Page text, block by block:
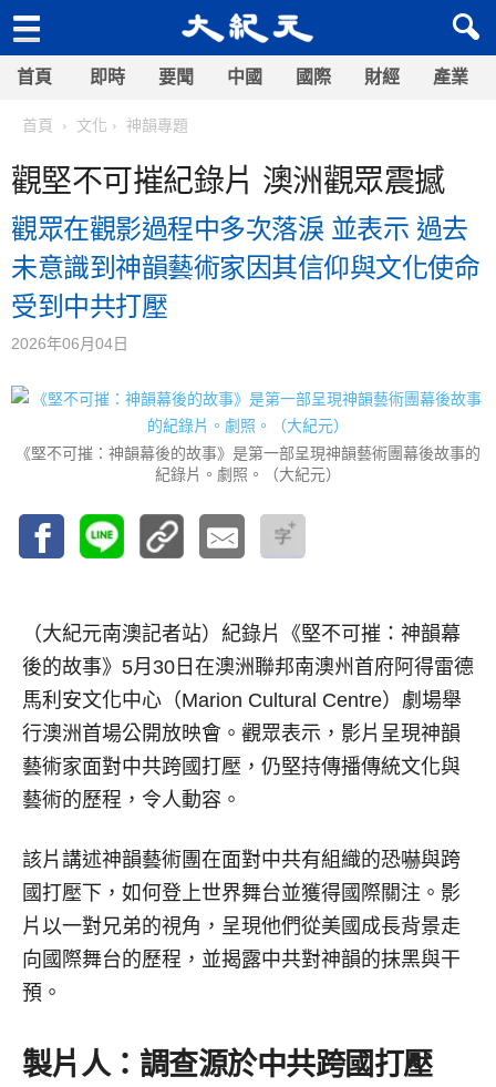
首頁 即時 要聞 中國 國際 財經 產業
首頁 文化 神韻專題
觀堅不可摧紀錄片 澳洲觀眾震撼
觀眾在觀影過程中多次落淚 並表示 過去
未意識到神韻藝術家因其信仰與文化使命
受到中共打壓
2026年06月04日
《堅不可摧：神韻幕後的故事》是第一部呈現神韻藝術團幕後故事的
紀錄片。劇照。（大紀元）
（大紀元南澳記者站） 紀錄片《堅不可摧：神韻幕
後的故事》5月30日在澳洲聯邦南澳州首府阿得雷德
馬利安文化中心（Marion Cultural Centre）劇場舉
行澳洲首場公開放映會。觀眾表示，影片呈現神韻
藝術家面對中共跨國打壓，仍堅持傳播傳統文化與
藝術的歷程，令人動容。
該片講述神韻藝術團在面對中共有組織的恐嚇與跨
國打壓下，如何登上世界舞台並獲得國際關注。影
片以一對兄弟的視角，呈現他們從美國成長背景走
向國際舞台的歷程，並揭露中共對神韻的抹黑與干
預。
製片人：調查源於中共跨國打壓